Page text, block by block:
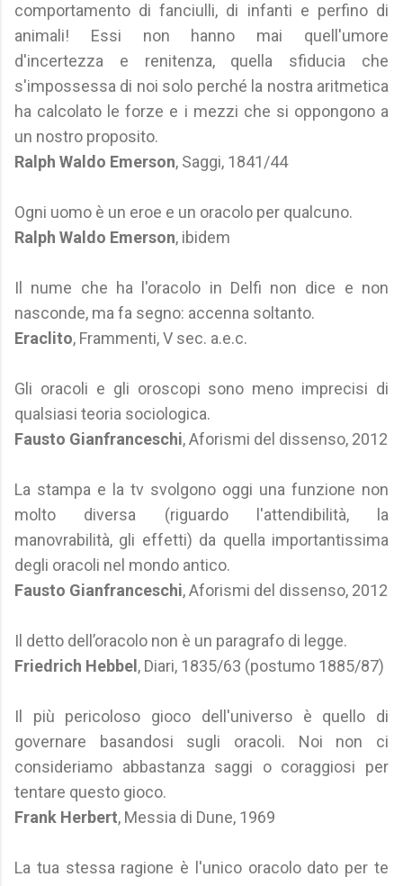
comportamento di fanciulli, di infanti e perfino di
animali! Essi non hanno mai quell'umore
d'incertezza e renitenza, quella sfiducia che
s'impossessa di noi solo perché la nostra aritmetica
ha calcolato le forze e i mezzi che si oppongono a
un nostro proposito.
Ralph Waldo Emerson, Saggi, 1841/44
Ogni uomo è un eroe e un oracolo per qualcuno.
Ralph Waldo Emerson, ibidem
Il nume che ha l'oracolo in Delfi non dice e non
nasconde, ma fa segno: accenna soltanto.
Eraclito, Frammenti, V sec. a.e.c.
Gli oracoli e gli oroscopi sono meno imprecisi di
qualsiasi teoria sociologica.
Fausto Gianfranceschi, Aforismi del dissenso, 2012
La stampa e la tv svolgono oggi una funzione non
molto diversa (riguardo l'attendibilità, la
manovrabilità, gli effetti) da quella importantissima
degli oracoli nel mondo antico.
Fausto Gianfranceschi, Aforismi del dissenso, 2012
Il detto dell’oracolo non è un paragrafo di legge.
Friedrich Hebbel , Diari, 1835/63 (postumo 1885/87)
Il più pericoloso gioco dell'universo è quello di
governare basandosi sugli oracoli. Noi non ci
consideriamo abbastanza saggi o coraggiosi per
tentare questo gioco.
Frank Herbert, Messia di Dune, 1969
La tua stessa ragione è l'unico oracolo dato per te